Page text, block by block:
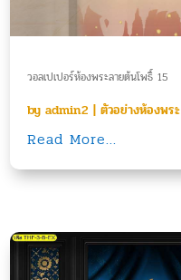
วอลเปเปอร์ห้องพระลายต้นโพธิ์ 15
byadmin2 |ตัวอย่างห้องพระ
Read More...